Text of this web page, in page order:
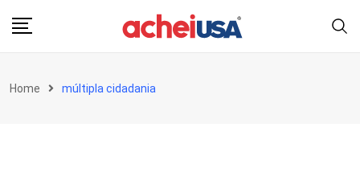
Home múltipla cidadania